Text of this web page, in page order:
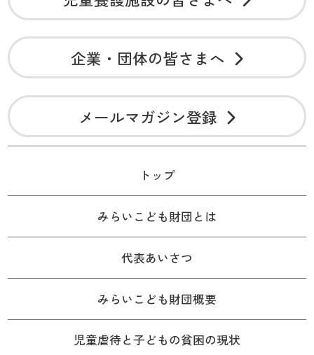
企業・団体の皆さまへ
メールマガジン登録
トップ
みらいこども財団とは
代表あいさつ
みらいこども財団概要
児童虐待と子どもの貧困の現状